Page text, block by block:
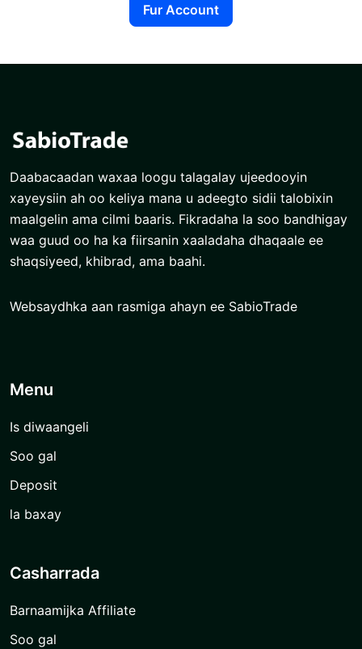
Fur Account
Daabacaadan waxaa loogu talagalay ujeedooyin
xayeysiin ah oo keliya mana u adeegto sidii talobixin
maalgelin ama cilmi baaris. Fikradaha la soo bandhigay
waa guud oo ha ka fiirsanin xaaladaha dhaqaale ee
shaqsiyeed, khibrad, ama baahi.
Websaydhka aan rasmiga ahayn ee SabioTrade
Menu
Is diwaangeli
Soo gal
Deposit
la baxay
Casharrada
Barnaamijka Affiliate
Soo gal